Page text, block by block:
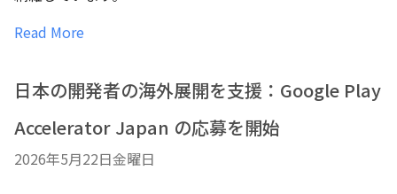
Read More
日本の開発者の海外展開を支援：Google Play
Accelerator Japan の応募を開始
2026年5月22日金曜日